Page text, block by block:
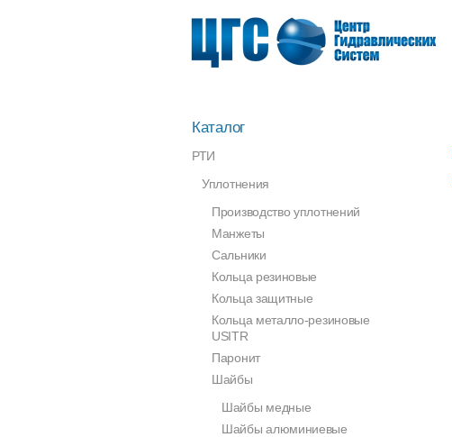
Каталог
РТИ
Уплотнения
Производство уплотнений
Манжеты
Сальники
Кольца резиновые
Кольца защитные
Кольца металло-резиновые
USITR
Паронит
Шайбы
Шайбы медные
Шайбы алюминиевые